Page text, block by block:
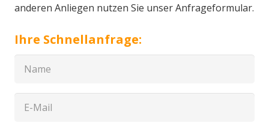
anderen Anliegen nutzen Sie unser Anfrageformular.
Ihre Schnellanfrage: